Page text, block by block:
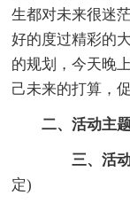
生都对未来很迷
好的度过精彩的
的规划，今天晚
己未来的打算，
二、活动主
三、活
定)